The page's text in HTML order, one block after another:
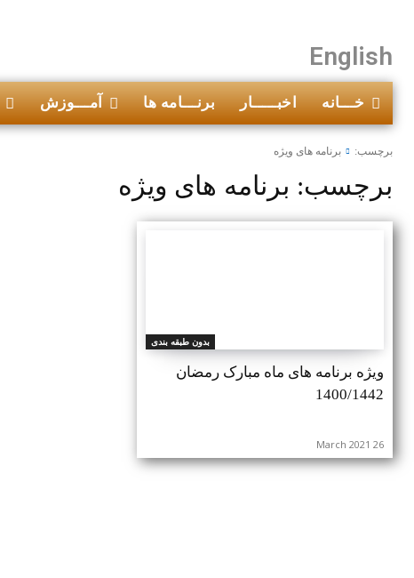
English
آمـــوزش برنـــامه ها اخبـــــار خـــانه
برچسب: برنامه های ویژه
برچسب: برنامه های ویژه
بدون طبقه بندی
ویژه برنامه های ماه مبارک رمضان
1400/1442
26 March 2021